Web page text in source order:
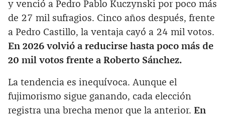
y venció a Pedro Pablo Kuczynski por poco más
de 27 mil sufragios. Cinco años después, frente
a Pedro Castillo, la ventaja cayó a 24 mil votos.
En 2026 volvió a reducirse hasta poco más de
20 mil votos frente a Roberto Sánchez.
La tendencia es inequívoca. Aunque el
fujimorismo sigue ganando, cada elección
registra una brecha menor que la anterior. En